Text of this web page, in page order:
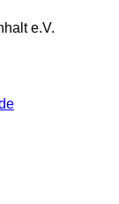
e.V.